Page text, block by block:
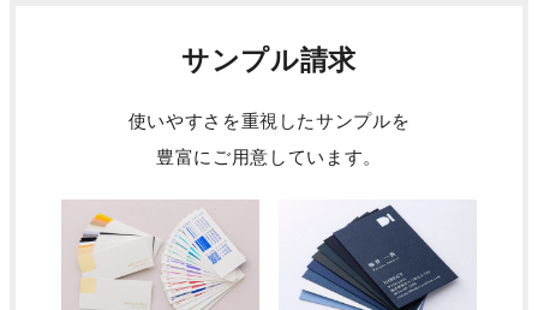
サンプル請求
使いやすさを重視したサンプルを
豊富にご用意しています。